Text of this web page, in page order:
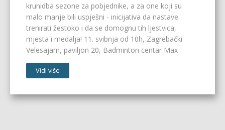
krunidba sezone za pobjednike, a za one koji su
malo manje bili uspješni - inicijativa da nastave
trenirati žestoko i da se domognu tih ljestvica,
mjesta i medalja! 11. svibnja od 10h, Zagrebački
Velesajam, paviljon 20, Badminton centar Max
Vidi više